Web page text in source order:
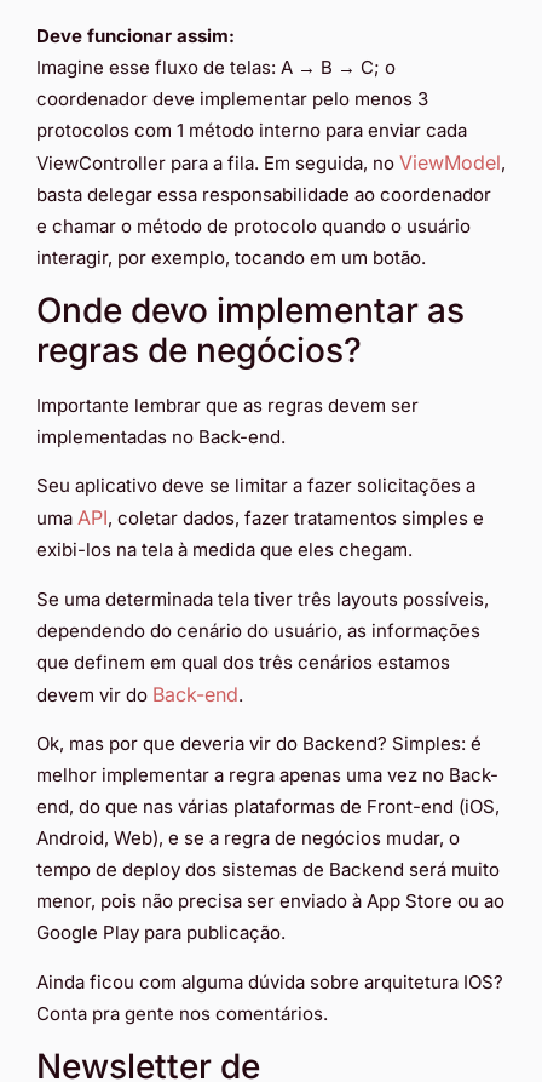
Deve funcionar assim:
Imagine esse fluxo de telas: A → B → C; o
coordenador deve implementar pelo menos 3
protocolos com 1 método interno para enviar cada
ViewController para a fila. Em seguida, no ViewModel,
basta delegar essa responsabilidade ao coordenador
e chamar o método de protocolo quando o usuário
interagir, por exemplo, tocando em um botão.
Onde devo implementar as
regras de negócios?
Importante lembrar que as regras devem ser
implementadas no Back-end.
Seu aplicativo deve se limitar a fazer solicitações a
uma API, coletar dados, fazer tratamentos simples e
exibi-los na tela à medida que eles chegam.
Se uma determinada tela tiver três layouts possíveis,
dependendo do cenário do usuário, as informações
que definem em qual dos três cenários estamos
devem vir do Back-end.
Ok, mas por que deveria vir do Backend? Simples: é
melhor implementar a regra apenas uma vez no Back-
end, do que nas várias plataformas de Front-end (iOS,
Android, Web), e se a regra de negócios mudar, o
tempo de deploy dos sistemas de Backend será muito
menor, pois não precisa ser enviado à App Store ou ao
Google Play para publicação.
Ainda ficou com alguma dúvida sobre arquitetura IOS?
Conta pra gente nos comentários.
Newsletter de